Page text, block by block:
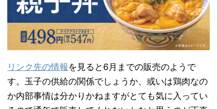
リンク先の情報を見ると6月までの販売のようで
す。玉子の供給の関係でしょうか、或いは鶏肉なの
か内部事情は分かりかねますがとても気に入ってい